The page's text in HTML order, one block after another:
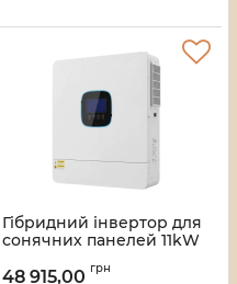
Гібридний інвертор для
сонячних панелей 11kW
2MPPT, off-grid
48 915,00 грн